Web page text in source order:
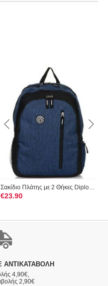
Σακίδιο Πλάτης με 2 Θήκες Diplomat BF24 Μπλε
€23.90
ΑΝΤΙΚΑΤΑΒΟΛΗ
4,90€,
2,90€